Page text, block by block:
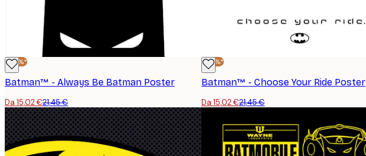
-30%*
Batman™ - Always Be Batman Poster
Da 15,02 €21,45 €
-30%*
Batman™ - Choose Your Ride Poster
Da 15,02 €21,45 €